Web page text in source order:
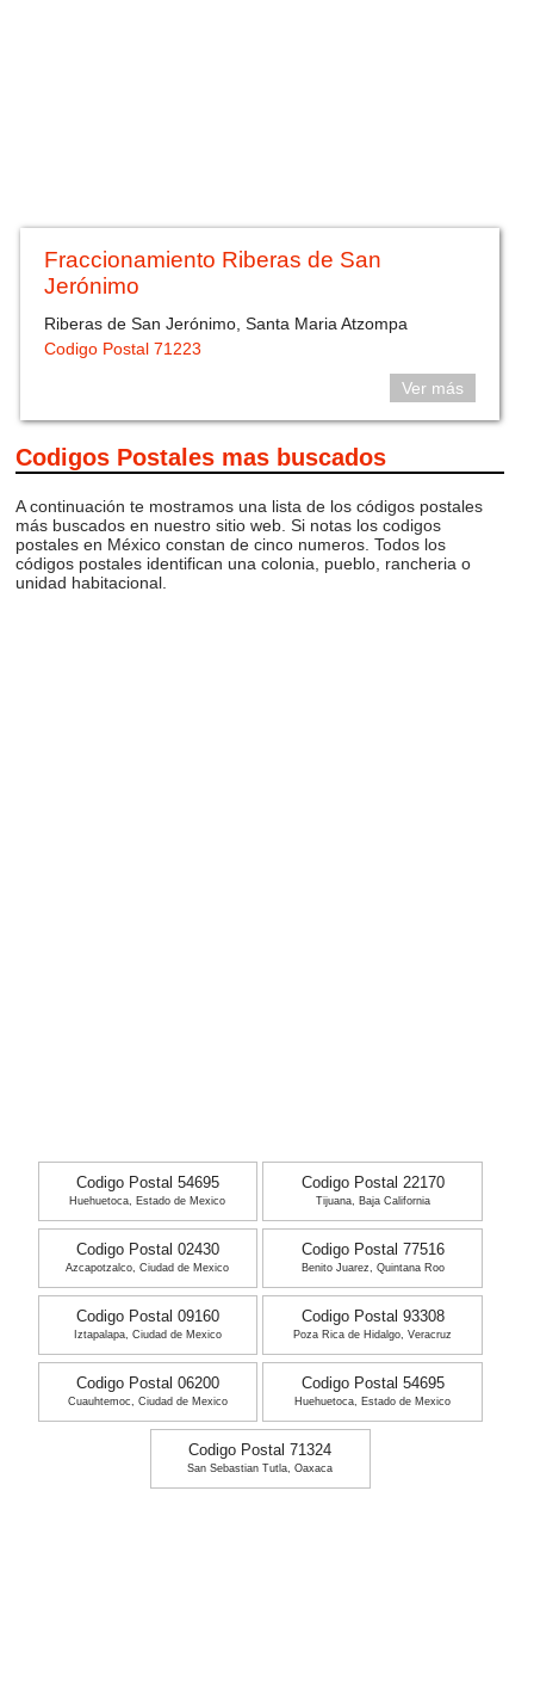
Fraccionamiento Riberas de San
Jerónimo
Riberas de San Jerónimo, Santa Maria Atzompa
Codigo Postal 71223
Ver más
Codigos Postales mas buscados
A continuación te mostramos una lista de los códigos postales
más buscados en nuestro sitio web. Si notas los codigos
postales en México constan de cinco numeros. Todos los
códigos postales identifican una colonia, pueblo, rancheria o
unidad habitacional.
Codigo Postal 54695
Huehuetoca, Estado de Mexico
Codigo Postal 22170
Tijuana, Baja California
Codigo Postal 02430
Azcapotzalco, Ciudad de Mexico
Codigo Postal 77516
Benito Juarez, Quintana Roo
Codigo Postal 09160
Iztapalapa, Ciudad de Mexico
Codigo Postal 93308
Poza Rica de Hidalgo, Veracruz
Codigo Postal 06200
Cuauhtemoc, Ciudad de Mexico
Codigo Postal 54695
Huehuetoca, Estado de Mexico
Codigo Postal 71324
San Sebastian Tutla, Oaxaca